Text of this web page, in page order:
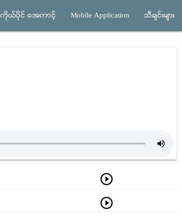
ကိုယ္ပိုင္ အေကာင့္ Mobile Application သီခ်င္းမ်ား
play_circle_outline
play_circle_outline